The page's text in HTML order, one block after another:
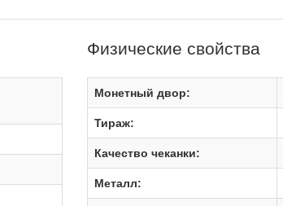
Физические свойства
Монетный двор:
Тираж:
Качество чеканки:
Металл: